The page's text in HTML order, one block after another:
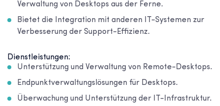
Verwaltung von Desktops aus der Ferne.
Bietet die Integration mit anderen IT-Systemen zur
Verbesserung der Support-Effizienz.
Dienstleistungen:
Unterstützung und Verwaltung von Remote-Desktops.
Endpunktverwaltungslösungen für Desktops.
Überwachung und Unterstützung der IT-Infrastruktur.